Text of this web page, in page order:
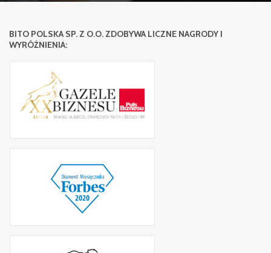
BITO POLSKA SP. Z O.O. ZDOBYWA LICZNE NAGRODY I
WYRÓŻNIENIA: